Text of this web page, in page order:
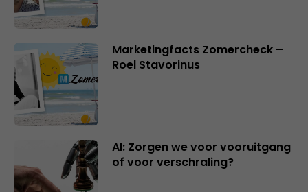
Marketingfacts Zomercheck –
Roel Stavorinus
AI: Zorgen we voor vooruitgang
of voor verschraling?